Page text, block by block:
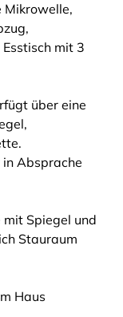
mit 3
über eine
Absprache
mit Spiegel und
Stauraum
Haus